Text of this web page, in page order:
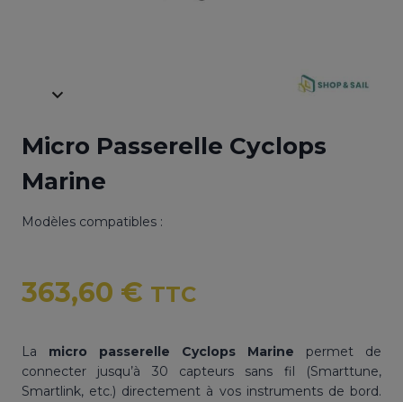
Micro Passerelle Cyclops
Marine
Modèles compatibles :
363,60 € TTC
La micro passerelle Cyclops Marine permet de
connecter jusqu’à 30 capteurs sans fil (Smarttune,
Smartlink, etc.) directement à vos instruments de bord.